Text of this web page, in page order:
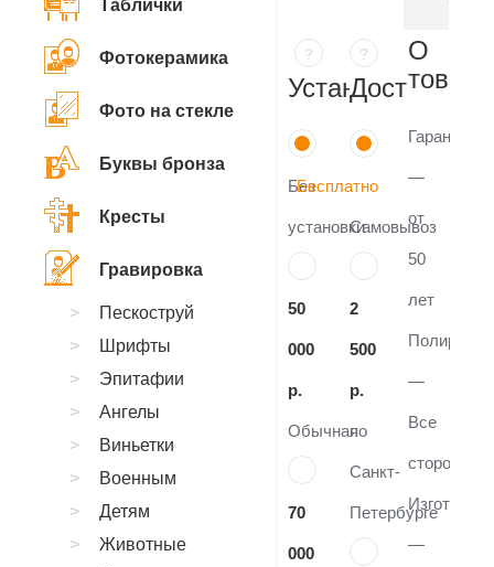
?
Установка
Без
установки
50
000
р.
Обычная
70
000
?
Доставка
Бесплатно
Самовывоз
2
500
р.
по
Санкт-
Петербурге
О
товаре
Гарантия
—
от
50
лет
Полировка
—
Все
стороны
—
Таблички
Фотокерамика
Фото на стекле
Буквы бронза
Кресты
Гравировка
Пескоструй
Шрифты
Эпитафии
Ангелы
Виньетки
Военным
Детям
Животные